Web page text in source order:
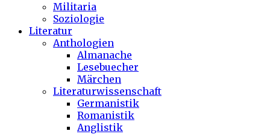
Militaria
Soziologie
Literatur
Anthologien
Almanache
Lesebuecher
Märchen
Literaturwissenschaft
Germanistik
Romanistik
Anglistik